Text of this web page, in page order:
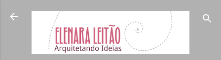
Pular para o conteúdo principal